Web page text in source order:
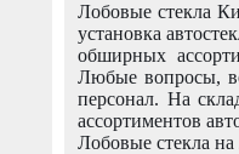
Лобовые стекла
установка
обширных
Любые вопросы,
персонал. На
ассортиментов
Лобовые стекла